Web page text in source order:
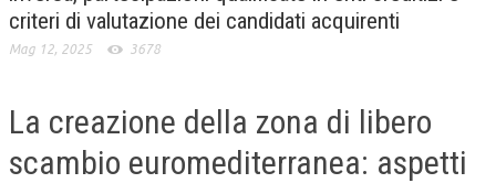
COSTITUZIONALE
CIVILE
criteri di valutazione dei candidati acquirenti
Mag 12, 2025 3678
La creazione della zona di libero
scambio euromediterranea: aspetti